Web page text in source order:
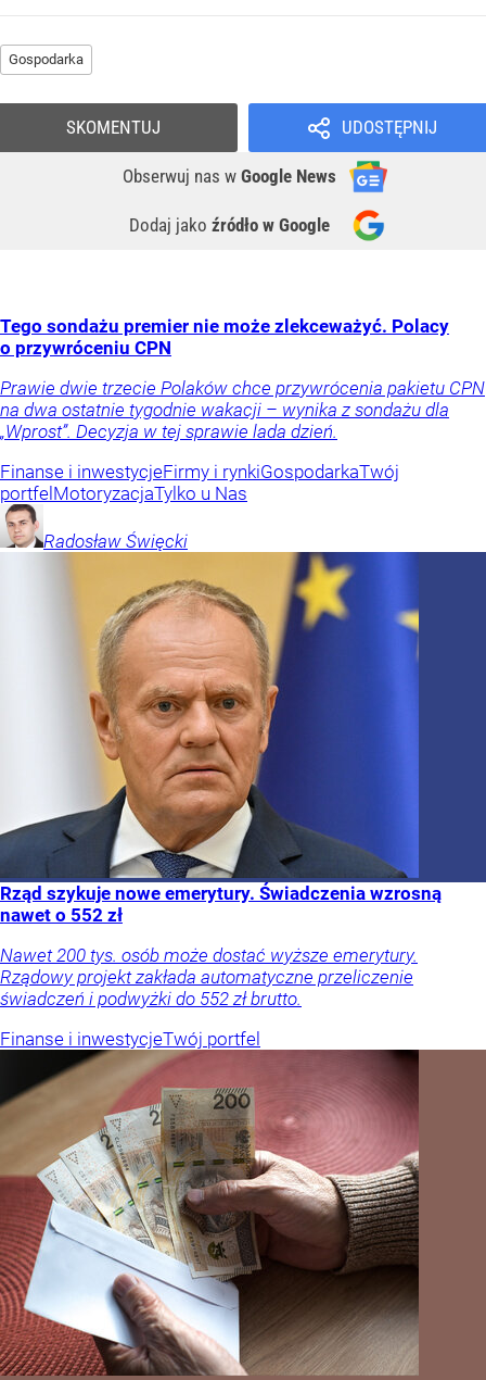
Gospodarka
UDOSTĘPNIJ
Obserwuj nas w Google News
Dodaj jako źródło w Google
SKOMENTUJ
Tego sondażu premier nie może zlekceważyć. Polacy
o przywróceniu CPN
Prawie dwie trzecie Polaków chce przywrócenia pakietu CPN
na dwa ostatnie tygodnie wakacji – wynika z sondażu dla
„Wprost”. Decyzja w tej sprawie lada dzień.
Finanse i inwestycjeFirmy i rynkiGospodarkaTwój
portfelMotoryzacjaTylko u Nas
Radosław Święcki
Rząd szykuje nowe emerytury. Świadczenia wzrosną
nawet o 552 zł
Nawet 200 tys. osób może dostać wyższe emerytury.
Rządowy projekt zakłada automatyczne przeliczenie
świadczeń i podwyżki do 552 zł brutto.
Finanse i inwestycjeTwój portfel